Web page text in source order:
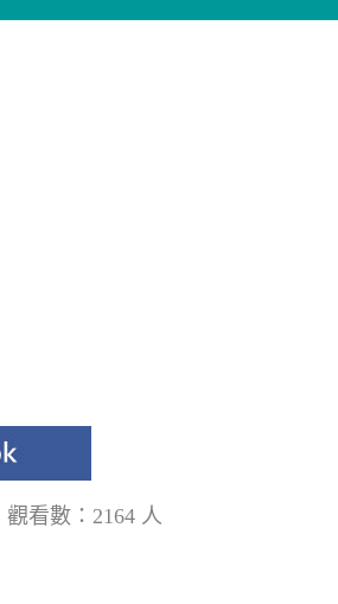
觀看數：2164 人